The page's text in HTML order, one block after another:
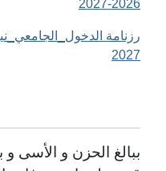
2026-2027
2027
ببالغ الحزن و الأسى